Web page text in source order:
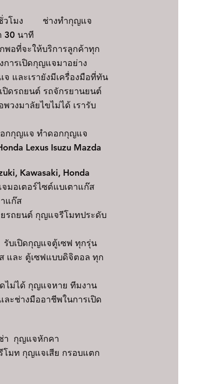
วโมง ช่างทำกุญแจ
30 นาที
อที่จะให้บริการลูกค้าทุก
การเปิดกุญแจมาอย่าง
และเรายังมีเครื่องมือที่ทัน
ดรถยนต์ รถจักรยานยนต์
วงมาลัยไขไม่ได้ เรารับ
กกุญแจ ทำดอกกุญแจ
Lexus Isuzu Mazda
Kawasaki, Honda
มอเตอร์ไซต์แบเตาแก๊ส
แก๊ส
รถยนต์ กุญแจรีโมทประดับ
บเปิดกุญแจตู้เซฟ ทุกรุ่น
และ ตู้เซฟแบบดิจิตอล ทุก
ไม่ได้ กุญแจหาย ทีมงาน
ะช่างมืออาชีพในการเปิด
า กุญแจหักคา
มท กุญแจเสีย กรอบแตก